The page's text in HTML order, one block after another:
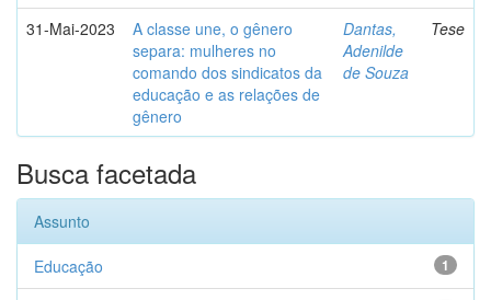
31-Mai-2023
A classe une, o gênero
separa: mulheres no
comando dos sindicatos da
educação e as relações de
gênero
Dantas,
Adenilde
de Souza
Tese
Busca facetada
Assunto
1
Educação